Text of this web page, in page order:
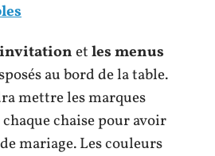
etles menus
au bord de la table.
mettre les marques
chaise pour avoir
mariage. Les couleurs